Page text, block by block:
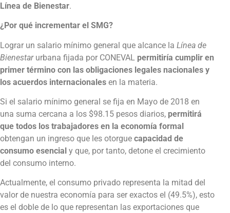
Línea de Bienestar.
¿Por qué incrementar el SMG?
Lograr un salario mínimo general que alcance la Línea de
Bienestarurbana fijada por CONEVAL permitiría cumplir en
primer término con las obligaciones legales nacionales y
los acuerdos internacionales en la materia.
Si el salario mínimo general se fija en Mayo de 2018 en
una suma cercana a los $98.15 pesos diarios, permitirá
que todos los trabajadores en la economía formal
obtengan un ingreso que les otorgue capacidad de
consumo esencial y que, por tanto, detone el crecimiento
del consumo interno.
Actualmente, el consumo privado representa la mitad del
valor de nuestra economía para ser exactos el (49.5%), esto
es el doble de lo que representan las exportaciones que